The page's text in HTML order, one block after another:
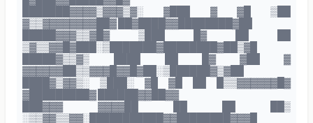
███████▓▓▓▓▒▓▓▓▒▓░ ▓███ ▓ ▓█ ▒██
▓▒▒▓▓▓▓▓▓▓▓██▓ ██▓████▓▓████████▓██
█████▓▓▓▒▒▓█▓ ▒███ █▓ ██ ██
▒▓▒▒▓▓█▓███░▒███████▓████████▓██▒▓█
█████▓▒▒▓▒ ████ ██ █▓ ▓██ ▓
▓▓▓▓▓▓██▒▒▓▓▓█▓▓█▓██░▒██████▓▒▓██
████▓▒▓▓▒░ ▒███░ ▓█ ▓█ ██ █▒▒▓▓▓▓▓▓█▓
▓█████████▓ ██████▓▓██▓▓
███▓▓▓ ▓▓▓▓██ ██ ██ ██▒
░▒▒▓▓▒▒▓▓░███████████▓▓████████▓▓▓█